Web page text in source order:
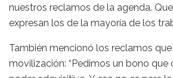
nuestros reclamos de la agenda.
expresan los de la mayoría de los
También mencionó los reclamos
movilización: “Pedimos un bono que